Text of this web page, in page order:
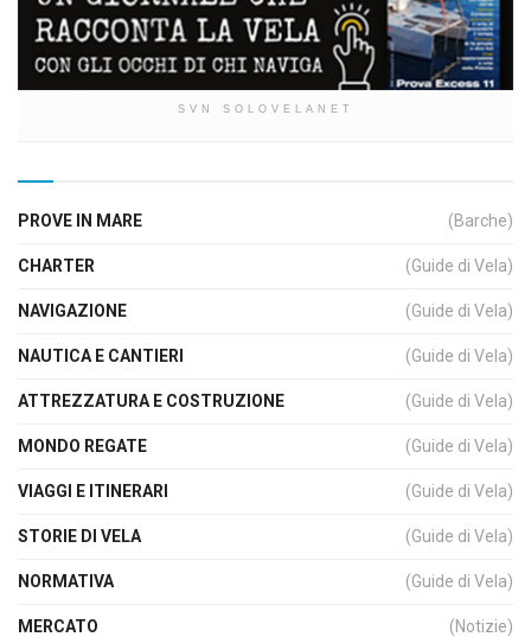
SVN SOLOVELANET
PROVE IN MARE (Barche)
CHARTER (Guide di Vela)
NAVIGAZIONE (Guide di Vela)
NAUTICA E CANTIERI (Guide di Vela)
ATTREZZATURA E COSTRUZIONE (Guide di Vela)
MONDO REGATE (Guide di Vela)
VIAGGI E ITINERARI (Guide di Vela)
STORIE DI VELA (Guide di Vela)
NORMATIVA (Guide di Vela)
MERCATO (Notizie)